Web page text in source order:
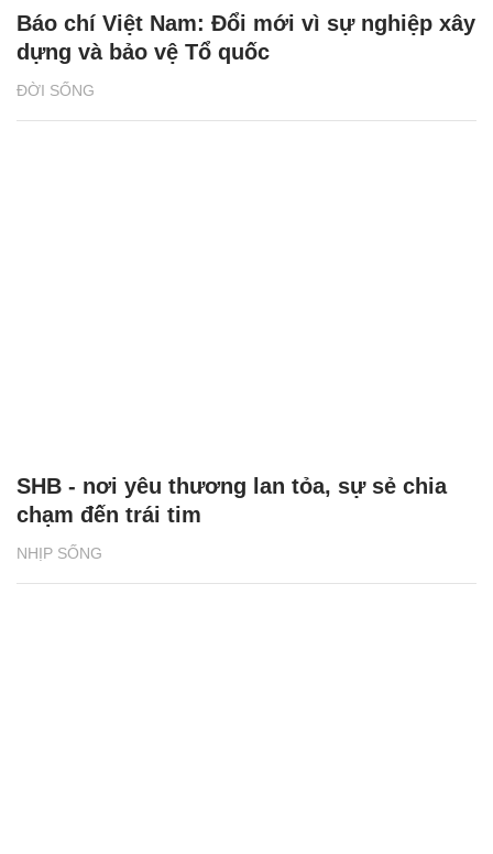
ĐỜI SỐNG
Báo chí Việt Nam: Đổi mới vì sự nghiệp xây
dựng và bảo vệ Tổ quốc
NHỊP SỐNG
SHB - nơi yêu thương lan tỏa, sự sẻ chia
chạm đến trái tim